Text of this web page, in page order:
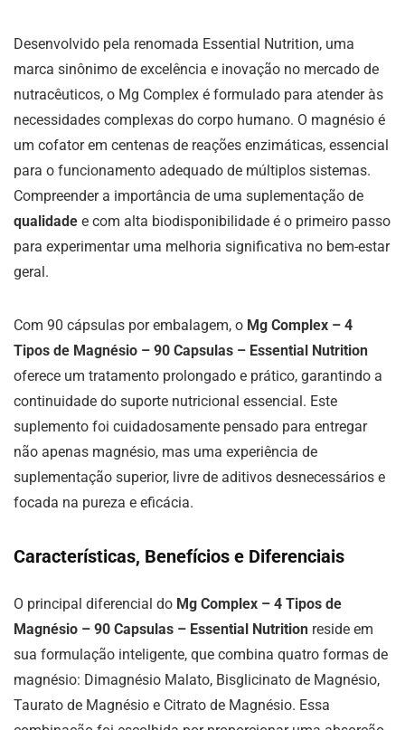
Desenvolvido pela renomada Essential Nutrition, uma
marca sinônimo de excelência e inovação no mercado de
nutracêuticos, o Mg Complex é formulado para atender às
necessidades complexas do corpo humano. O magnésio é
um cofator em centenas de reações enzimáticas, essencial
para o funcionamento adequado de múltiplos sistemas.
Compreender a importância de uma suplementação de
qualidade e com alta biodisponibilidade é o primeiro passo
para experimentar uma melhoria significativa no bem-estar
geral.
Com 90 cápsulas por embalagem, o Mg Complex – 4
Tipos de Magnésio – 90 Capsulas – Essential Nutrition
oferece um tratamento prolongado e prático, garantindo a
continuidade do suporte nutricional essencial. Este
suplemento foi cuidadosamente pensado para entregar
não apenas magnésio, mas uma experiência de
suplementação superior, livre de aditivos desnecessários e
focada na pureza e eficácia.
Características, Benefícios e Diferenciais
O principal diferencial do Mg Complex – 4 Tipos de
Magnésio – 90 Capsulas – Essential Nutrition reside em
sua formulação inteligente, que combina quatro formas de
magnésio: Dimagnésio Malato, Bisglicinato de Magnésio,
Taurato de Magnésio e Citrato de Magnésio. Essa